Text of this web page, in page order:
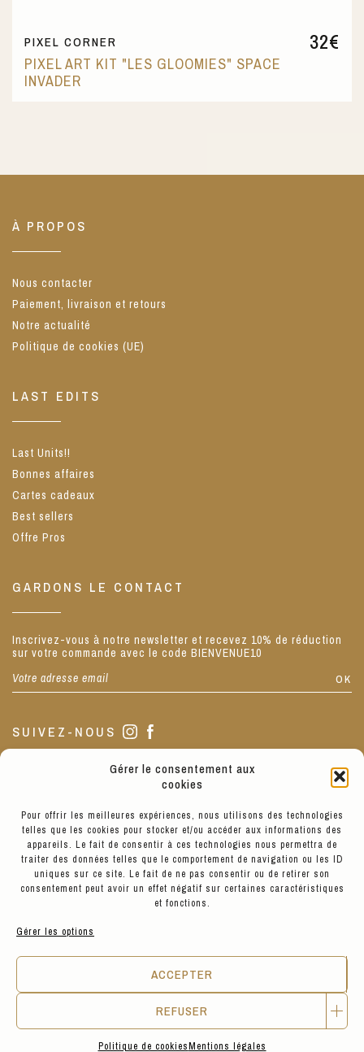
Gérer le consentement aux
cookies
Pour offrir les meilleures expériences, nous utilisons des technologies
telles que les cookies pour stocker et/ou accéder aux informations des
appareils. Le fait de consentir à ces technologies nous permettra de
traiter des données telles que le comportement de navigation ou les ID
uniques sur ce site. Le fait de ne pas consentir ou de retirer son
consentement peut avoir un effet négatif sur certaines caractéristiques
et fonctions.
Gérer les options
ACCEPTER
REFUSER
Politique de cookiesMentions légales
32€
PIXEL CORNER
PIXEL ART KIT "LES GLOOMIES" SPACE
INVADER
À PROPOS
Nous contacter
Paiement, livraison et retours
Notre actualité
Politique de cookies (UE)
LAST EDITS
Last Units!!
Bonnes affaires
Cartes cadeaux
Best sellers
Offre Pros
GARDONS LE CONTACT
Inscrivez-vous à notre newsletter et recevez 10% de réduction
sur votre commande avec le code BIENVENUE10
SUIVEZ-NOUS
La boutique est située au 3 de notre jolie Place Sathonay, Lyon
Nous sommes ouverts de 10h à 19h du Mardi au Vendredi, de 11h
à 19h le Samedi, et de 13h à 17h le Lundi.
VOIR LES PRODUITS
© Hyppairs 2026
Mentions légales CGV